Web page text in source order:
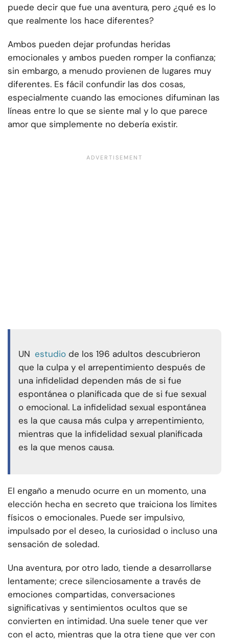
puede decir que fue una aventura, pero ¿qué es lo
que realmente los hace diferentes?
Ambos pueden dejar profundas heridas
emocionales y ambos pueden romper la confianza;
sin embargo, a menudo provienen de lugares muy
diferentes. Es fácil confundir las dos cosas,
especialmente cuando las emociones difuminan las
líneas entre lo que se siente mal y lo que parece
amor que simplemente no debería existir.
UN estudio de los 196 adultos descubrieron
que la culpa y el arrepentimiento después de
una infidelidad dependen más de si fue
espontánea o planificada que de si fue sexual
o emocional. La infidelidad sexual espontánea
es la que causa más culpa y arrepentimiento,
mientras que la infidelidad sexual planificada
es la que menos causa.
El engaño a menudo ocurre en un momento, una
elección hecha en secreto que traiciona los límites
físicos o emocionales. Puede ser impulsivo,
impulsado por el deseo, la curiosidad o incluso una
sensación de soledad.
Una aventura, por otro lado, tiende a desarrollarse
lentamente; crece silenciosamente a través de
emociones compartidas, conversaciones
significativas y sentimientos ocultos que se
convierten en intimidad. Una suele tener que ver
con el acto, mientras que la otra tiene que ver con